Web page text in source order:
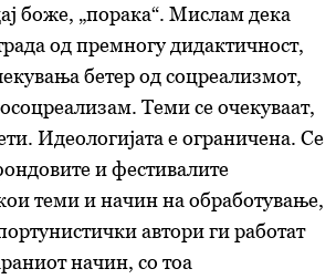
боже, „порака“. Мислам дека
од премногу дидактичност,
бетер од соцреализмот,
Теми се очекуваат,
Идеологијата е ограничена. Се
и фестивалите
теми и начин на обработување,
автори ги работат
начин, со тоа